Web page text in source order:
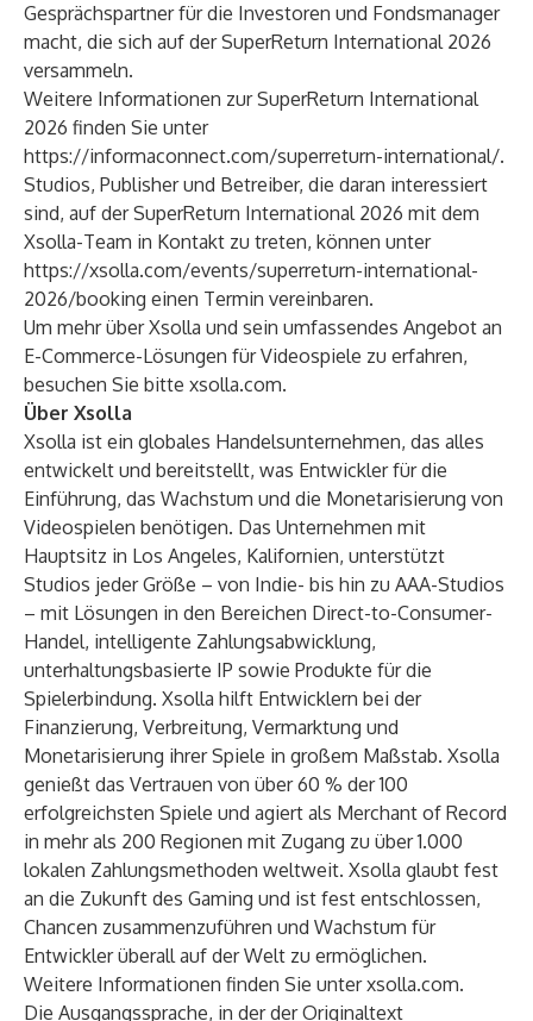
Gesprächspartner für die Investoren und Fondsmanager
macht, die sich auf der SuperReturn International 2026
versammeln.
Weitere Informationen zur SuperReturn International
2026 finden Sie unter
https://informaconnect.com/superreturn-international/.
Studios, Publisher und Betreiber, die daran interessiert
sind, auf der SuperReturn International 2026 mit dem
Xsolla-Team in Kontakt zu treten, können unter
https://xsolla.com/events/superreturn-international-
2026/booking einen Termin vereinbaren.
Um mehr über Xsolla und sein umfassendes Angebot an
E-Commerce-Lösungen für Videospiele zu erfahren,
besuchen Sie bitte xsolla.com.
Über Xsolla
Xsolla ist ein globales Handelsunternehmen, das alles
entwickelt und bereitstellt, was Entwickler für die
Einführung, das Wachstum und die Monetarisierung von
Videospielen benötigen. Das Unternehmen mit
Hauptsitz in Los Angeles, Kalifornien, unterstützt
Studios jeder Größe – von Indie- bis hin zu AAA-Studios
– mit Lösungen in den Bereichen Direct-to-Consumer-
Handel, intelligente Zahlungsabwicklung,
unterhaltungsbasierte IP sowie Produkte für die
Spielerbindung. Xsolla hilft Entwicklern bei der
Finanzierung, Verbreitung, Vermarktung und
Monetarisierung ihrer Spiele in großem Maßstab. Xsolla
genießt das Vertrauen von über 60 % der 100
erfolgreichsten Spiele und agiert als Merchant of Record
in mehr als 200 Regionen mit Zugang zu über 1.000
lokalen Zahlungsmethoden weltweit. Xsolla glaubt fest
an die Zukunft des Gaming und ist fest entschlossen,
Chancen zusammenzuführen und Wachstum für
Entwickler überall auf der Welt zu ermöglichen.
Weitere Informationen finden Sie unterxsolla.com.
Die Ausgangssprache, in der der Originaltext